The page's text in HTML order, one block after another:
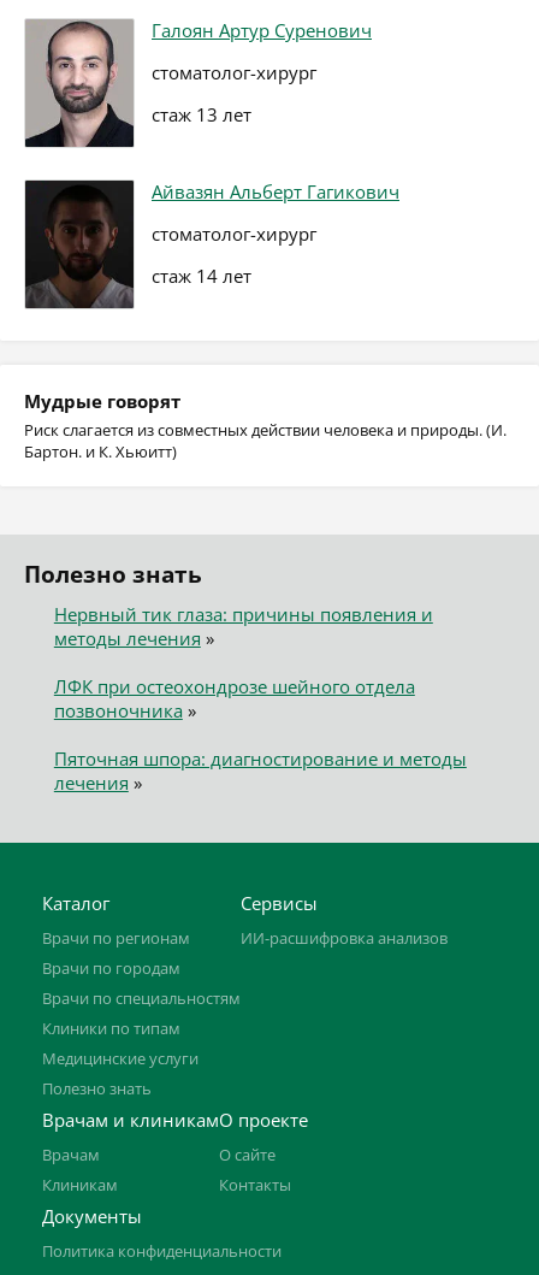
Галоян Артур Суренович
стоматолог-хирург
стаж 13 лет
Айвазян Альберт Гагикович
стоматолог-хирург
стаж 14 лет
Мудрые говорят
Риск слагается из совместных действии человека и природы. (И.
Бартон. и К. Хьюитт)
Полезно знать
Нервный тик глаза: причины появления и
методы лечения »
ЛФК при остеохондрозе шейного отдела
позвоночника»
Пяточная шпора: диагностирование и методы
лечения »
Каталог
Врачи по регионам
Врачи по городам
Врачи по специальностям
Клиники по типам
Медицинские услуги
Полезно знать
Сервисы
ИИ-расшифровка анализов
Врачам и клиникам
Врачам
Клиникам
О проекте
О сайте
Контакты
Документы
Политика конфиденциальности